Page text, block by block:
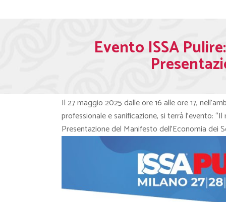
Evento ISSA
Il 27 maggio 2025 dalle ore 16 alle ore 17,
professionale e sanificazione, si terrà l’evento:
Presentazione del Manifesto dell’Economia dei